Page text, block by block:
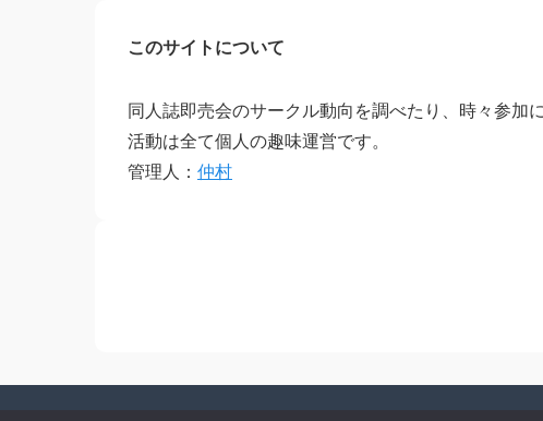
このサイトについて
同人誌即売会のサークル動向を調べたり、時々参加
活動は全て個人の趣味運営です。
管理人： 仲村